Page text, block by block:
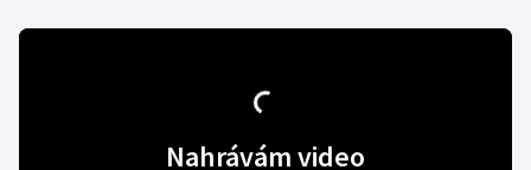
Nahrávám video